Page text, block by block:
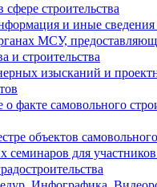
строительства
и иные сведения
МСУ,
и строительства
изысканий и
факте самовольного
объектов
для участников